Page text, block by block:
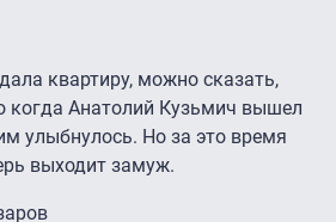
квартиру, можно сказать,
когда Анатолий Кузьмич вышел
улыбнулось. Но за это время
выходит замуж.